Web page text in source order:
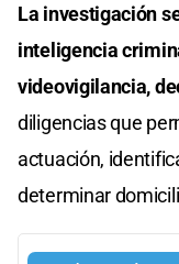
La investigación
inteligencia
videovigilancia,
diligencias que
actuación,
determinar